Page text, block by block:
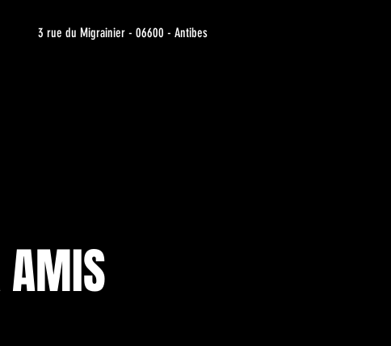
3 rue du Migrainier - 06600 - Antibes
AMIS